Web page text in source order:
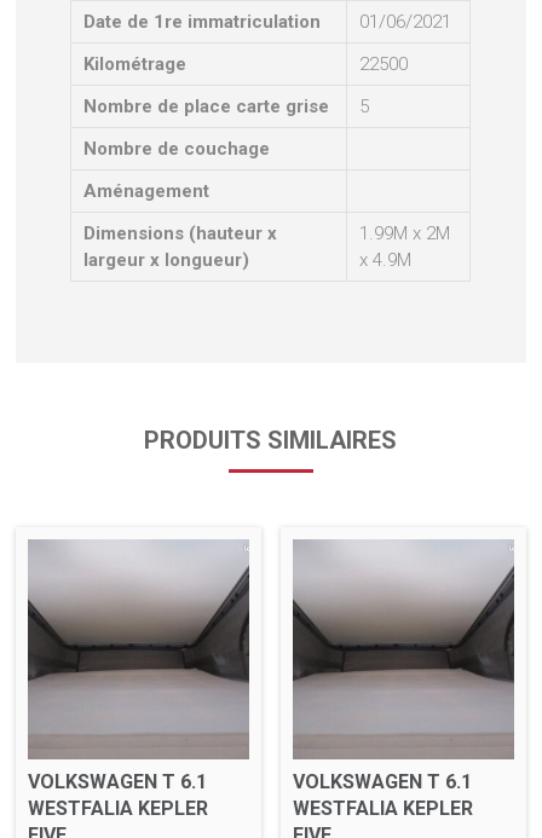
Date de 1re immatriculation
01/06/2021
Kilométrage
22500
Nombre de place carte grise
5
Nombre de couchage
Aménagement
Dimensions (hauteur x
largeur x longueur)
1.99M x 2M
x 4.9M
PRODUITS SIMILAIRES
VOLKSWAGEN T 6.1
WESTFALIA KEPLER
VOLKSWAGEN T 6.1
WESTFALIA KEPLER